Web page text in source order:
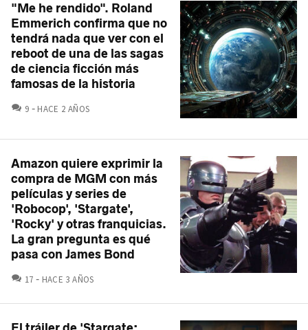
"Me he rendido". Roland
Emmerich confirma que no
tendrá nada que ver con el
reboot de una de las sagas
de ciencia ficción más
famosas de la historia
9 COMENTARIOS
HACE 2 AÑOS
Amazon quiere exprimir la
compra de MGM con más
películas y series de
'Robocop', 'Stargate',
'Rocky' y otras franquicias.
La gran pregunta es qué
pasa con James Bond
17 COMENTARIOS
HACE 3 AÑOS